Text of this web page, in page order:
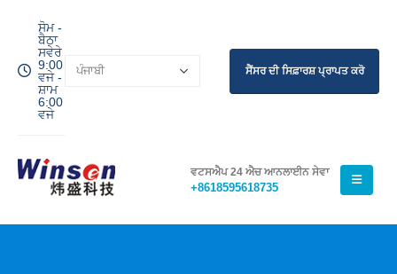
ਸੋਮ -
ਬੈਠਾ
ਸਵੇਰੇ
9:00
ਵਜੇ -
ਸ਼ਾਮ
6:00
ਵਜੇ
ਸੈਂਸਰ ਦੀ ਸਿਫ਼ਾਰਸ਼ ਪ੍ਰਾਪਤ ਕਰੋ
ਵਟਸਐਪ 24 ਐਚ ਆਨਲਾਈਨ ਸੇਵਾ
+8618595618735